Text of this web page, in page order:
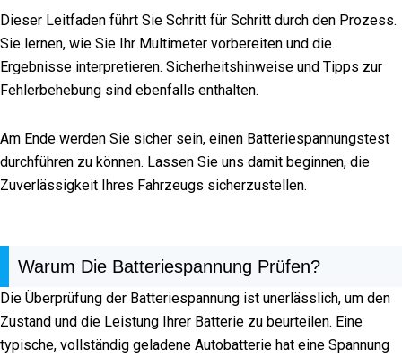
Dieser Leitfaden führt Sie Schritt für Schritt durch den Prozess.
Sie lernen, wie Sie Ihr Multimeter vorbereiten und die
Ergebnisse interpretieren. Sicherheitshinweise und Tipps zur
Fehlerbehebung sind ebenfalls enthalten.
Am Ende werden Sie sicher sein, einen Batteriespannungstest
durchführen zu können. Lassen Sie uns damit beginnen, die
Zuverlässigkeit Ihres Fahrzeugs sicherzustellen.
Warum Die Batteriespannung Prüfen?
Die Überprüfung der Batteriespannung ist unerlässlich, um den
Zustand und die Leistung Ihrer Batterie zu beurteilen. Eine
typische, vollständig geladene Autobatterie hat eine Spannung